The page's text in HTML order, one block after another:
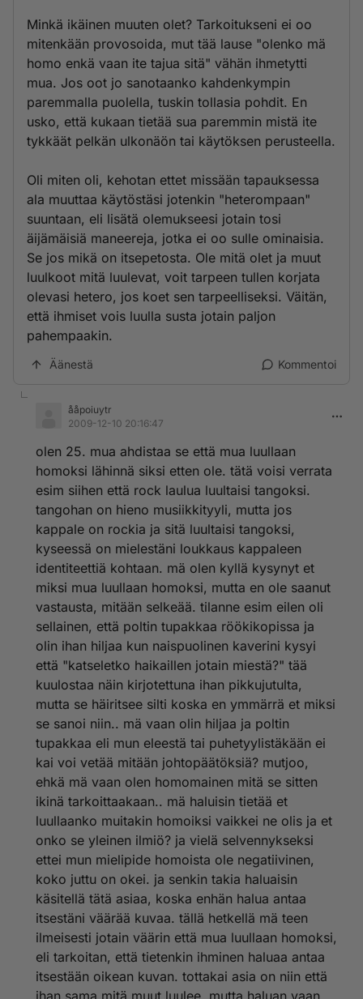
Minkä ikäinen muuten olet? Tarkoitukseni ei oo
mitenkään provosoida, mut tää lause "olenko mä
homo enkä vaan ite tajua sitä" vähän ihmetytti
mua. Jos oot jo sanotaanko kahdenkympin
paremmalla puolella, tuskin tollasia pohdit. En
usko, että kukaan tietää sua paremmin mistä ite
tykkäät pelkän ulkonäön tai käytöksen perusteella.
Oli miten oli, kehotan ettet missään tapauksessa
ala muuttaa käytöstäsi jotenkin "heterompaan"
suuntaan, eli lisätä olemukseesi jotain tosi
äijämäisiä maneereja, jotka ei oo sulle ominaisia.
Se jos mikä on itsepetosta. Ole mitä olet ja muut
luulkoot mitä luulevat, voit tarpeen tullen korjata
olevasi hetero, jos koet sen tarpeelliseksi. Väitän,
että ihmiset vois luulla susta jotain paljon
pahempaakin.
Äänestä Kommentoi
ååpoiuytr
2009-12-10 20:16:47
olen 25. mua ahdistaa se että mua luullaan
homoksi lähinnä siksi etten ole. tätä voisi verrata
esim siihen että rock laulua luultaisi tangoksi.
tangohan on hieno musiikkityyli, mutta jos
kappale on rockia ja sitä luultaisi tangoksi,
kyseessä on mielestäni loukkaus kappaleen
identiteettiä kohtaan. mä olen kyllä kysynyt et
miksi mua luullaan homoksi, mutta en ole saanut
vastausta, mitään selkeää. tilanne esim eilen oli
sellainen, että poltin tupakkaa röökikopissa ja
olin ihan hiljaa kun naispuolinen kaverini kysyi
että "katseletko haikaillen jotain miestä?" tää
kuulostaa näin kirjotettuna ihan pikkujutulta,
mutta se häiritsee silti koska en ymmärrä et miksi
se sanoi niin.. mä vaan olin hiljaa ja poltin
tupakkaa eli mun eleestä tai puhetyylistäkään ei
kai voi vetää mitään johtopäätöksiä? mutjoo,
ehkä mä vaan olen homomainen mitä se sitten
ikinä tarkoittaakaan.. mä haluisin tietää et
luullaanko muitakin homoiksi vaikkei ne olis ja et
onko se yleinen ilmiö? ja vielä selvennykseksi
ettei mun mielipide homoista ole negatiivinen,
koko juttu on okei. ja senkin takia haluaisin
käsitellä tätä asiaa, koska enhän halua antaa
itsestäni väärää kuvaa. tällä hetkellä mä teen
ilmeisesti jotain väärin että mua luullaan homoksi,
eli tarkoitan, että tietenkin ihminen haluaa antaa
itsestään oikean kuvan. tottakai asia on niin että
ihan sama mitä muut luulee, mutta haluan vaan